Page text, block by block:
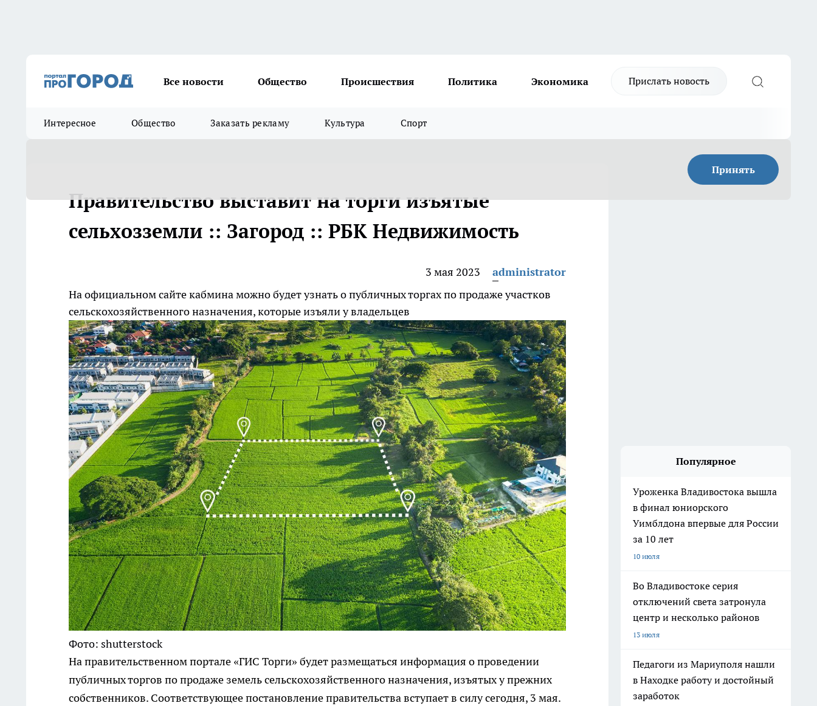
Все новости Общество Происшествия Политика Экономика Прислать новость
Интересное Общество Заказать рекламу Культура Спорт
Принять
Правительство выставит на торги изъятые
сельхозземли :: Загород :: РБК Недвижимость
3 мая 2023
administrator
На официальном сайте кабмина можно будет узнать о публичных торгах по продаже участков
сельскохозяйственного назначения, которые изъяли у владельцев
Фото: shutterstock
На правительственном портале «ГИС Торги» будет размещаться информация о проведении
публичных торгов по продаже земель сельскохозяйственного назначения, изъятых у прежних
собственников. Соответствующее постановление правительства вступает в силу сегодня, 3 мая.
Популярное
Уроженка Владивостока вышла
в финал юниорского
Уимблдона впервые для России
за 10 лет
10 июля
Во Владивостоке серия
отключений света затронула
центр и несколько районов
13 июля
Педагоги из Мариуполя нашли
в Находке работу и достойный
заработок